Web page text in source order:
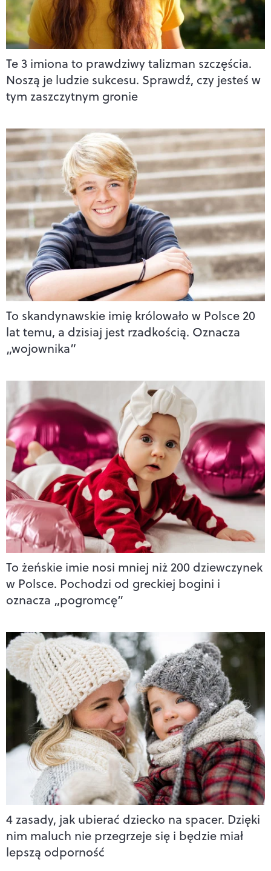
Te 3 imiona to prawdziwy talizman szczęścia.
Noszą je ludzie sukcesu. Sprawdź, czy jesteś w
tym zaszczytnym gronie
To skandynawskie imię królowało w Polsce 20
lat temu, a dzisiaj jest rzadkością. Oznacza
„wojownika”
To żeńskie imie nosi mniej niż 200 dziewczynek
w Polsce. Pochodzi od greckiej bogini i
oznacza „pogromcę”
4 zasady, jak ubierać dziecko na spacer. Dzięki
nim maluch nie przegrzeje się i będzie miał
lepszą odporność